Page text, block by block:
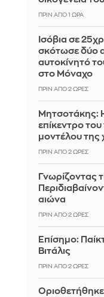
ΠΡΙΝ ΑΠΌ 1 ΏΡΑ
Ισόβια σε
σκότωσε δύο
αυτοκίνητό
στο Μόναχο
ΠΡΙΝ ΑΠΌ 2 ΏΡΕΣ
Μητσοτάκης:
επίκεντρο
μοντέλου της
ΠΡΙΝ ΑΠΌ 2 ΏΡΕΣ
Γνωρίζοντας
αιώνα
ΠΡΙΝ ΑΠΌ 2 ΏΡΕΣ
Επίσημο:
Βιτάλις
ΠΡΙΝ ΑΠΌ 2 ΏΡΕΣ